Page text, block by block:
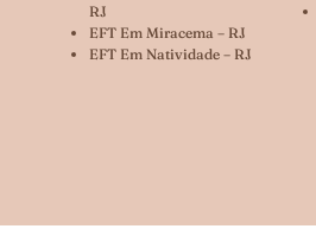
RJ
EFT Em Miracema – RJ
EFT Em Natividade – RJ